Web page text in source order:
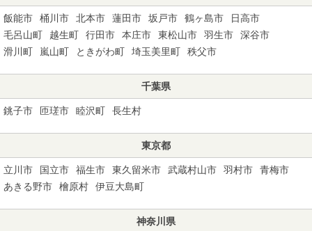
飯能市 桶川市 北本市 蓮田市 坂戸市 鶴ヶ島市
日高市
毛呂山町
越生町 行田市 本庄市 東松山市 羽生市
深谷市
滑川町
嵐山町 ときがわ町 埼玉美里町 秩父市
千葉県
銚子市 匝瑳市 睦沢町 長生村
東京都
立川市 国立市 福生市 東久留米市 武蔵村山市 羽村市
青梅市
あきる野市
檜原村 伊豆大島町
神奈川県